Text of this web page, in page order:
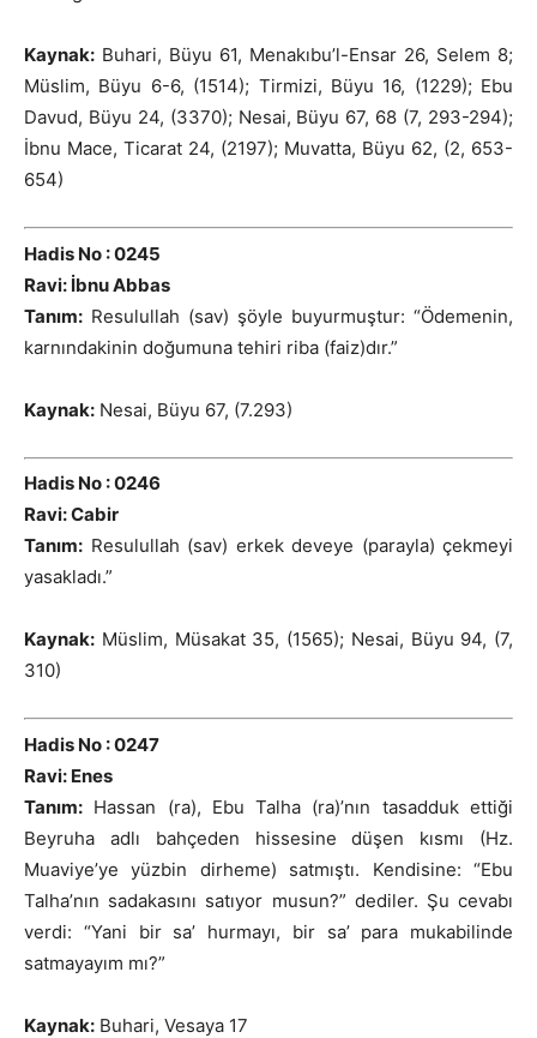
Kaynak: Buhari, Büyu 61, Menakıbu’l-Ensar 26, Selem 8;
Müslim, Büyu 6-6, (1514); Tirmizi, Büyu 16, (1229); Ebu
Davud, Büyu 24, (3370); Nesai, Büyu 67, 68 (7, 293-294);
İbnu Mace, Ticarat 24, (2197); Muvatta, Büyu 62, (2, 653-
654)
Hadis No : 0245
Ravi: İbnu Abbas
Tanım: Resulullah (sav) şöyle buyurmuştur: “Ödemenin,
karnındakinin doğumuna tehiri riba (faiz)dır.”
Kaynak: Nesai, Büyu 67, (7.293)
Hadis No : 0246
Ravi: Cabir
Tanım: Resulullah (sav) erkek deveye (parayla) çekmeyi
yasakladı.”
Kaynak: Müslim, Müsakat 35, (1565); Nesai, Büyu 94, (7,
310)
Hadis No : 0247
Ravi: Enes
Tanım: Hassan (ra), Ebu Talha (ra)’nın tasadduk ettiği
Beyruha adlı bahçeden hissesine düşen kısmı (Hz.
Muaviye’ye yüzbin dirheme) satmıştı. Kendisine: “Ebu
Talha’nın sadakasını satıyor musun?” dediler. Şu cevabı
verdi: “Yani bir sa’ hurmayı, bir sa’ para mukabilinde
satmayayım mı?”
Kaynak: Buhari, Vesaya 17